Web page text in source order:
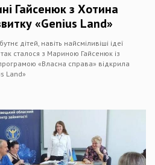
Гайсенюк з Хотина
«Genius Land»
дітей, навіть найсміливіші ідеї
сталося з Мариною Гайсенюк із
«Власна справа» відкрила
Land»